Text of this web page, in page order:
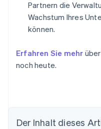
Partnern die
Wachstum Ihres
können.
Erfahren Sie mehr
noch heute.
Der Inhalt dieses